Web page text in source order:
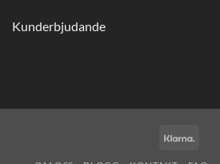
Kunderbjudande